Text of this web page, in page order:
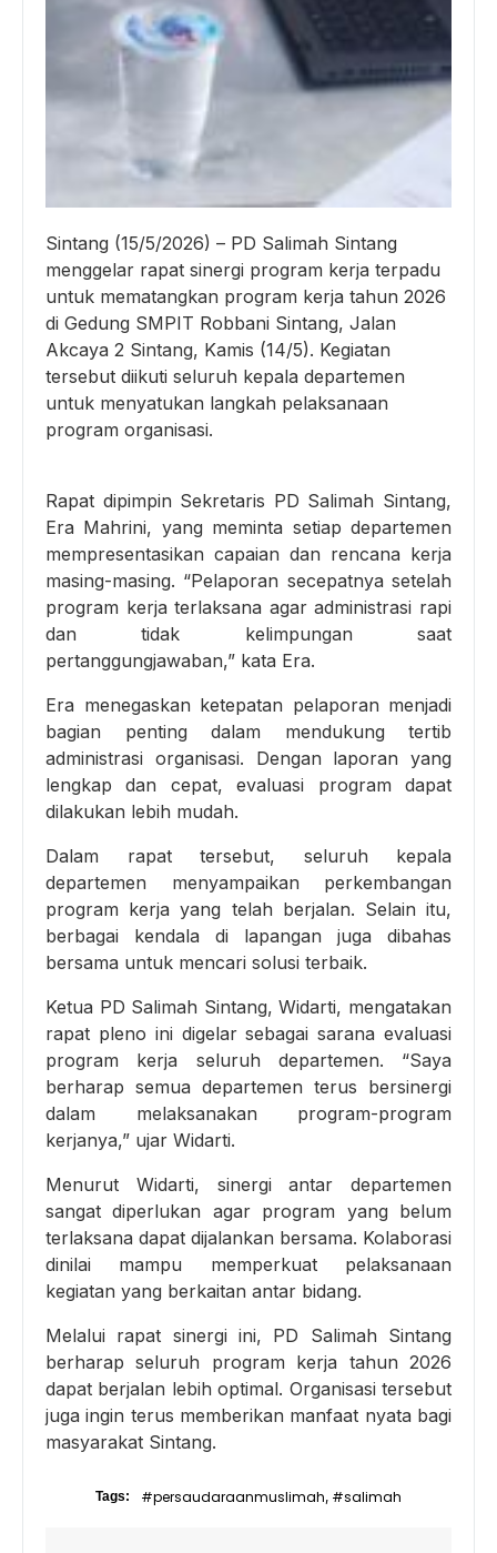
Sintang (15/5/2026) – PD Salimah Sintang
menggelar rapat sinergi program kerja terpadu
untuk mematangkan program kerja tahun 2026
di Gedung SMPIT Robbani Sintang, Jalan
Akcaya 2 Sintang, Kamis (14/5). Kegiatan
tersebut diikuti seluruh kepala departemen
untuk menyatukan langkah pelaksanaan
program organisasi.
Rapat dipimpin Sekretaris PD Salimah Sintang,
Era Mahrini, yang meminta setiap departemen
mempresentasikan capaian dan rencana kerja
masing-masing. “Pelaporan secepatnya setelah
program kerja terlaksana agar administrasi rapi
dan tidak kelimpungan saat
pertanggungjawaban,” kata Era.
Era menegaskan ketepatan pelaporan menjadi
bagian penting dalam mendukung tertib
administrasi organisasi. Dengan laporan yang
lengkap dan cepat, evaluasi program dapat
dilakukan lebih mudah.
Dalam rapat tersebut, seluruh kepala
departemen menyampaikan perkembangan
program kerja yang telah berjalan. Selain itu,
berbagai kendala di lapangan juga dibahas
bersama untuk mencari solusi terbaik.
Ketua PD Salimah Sintang, Widarti, mengatakan
rapat pleno ini digelar sebagai sarana evaluasi
program kerja seluruh departemen. “Saya
berharap semua departemen terus bersinergi
dalam melaksanakan program-program
kerjanya,” ujar Widarti.
Menurut Widarti, sinergi antar departemen
sangat diperlukan agar program yang belum
terlaksana dapat dijalankan bersama. Kolaborasi
dinilai mampu memperkuat pelaksanaan
kegiatan yang berkaitan antar bidang.
Melalui rapat sinergi ini, PD Salimah Sintang
berharap seluruh program kerja tahun 2026
dapat berjalan lebih optimal. Organisasi tersebut
juga ingin terus memberikan manfaat nyata bagi
masyarakat Sintang.
Tags: #persaudaraanmuslimah, #salimah